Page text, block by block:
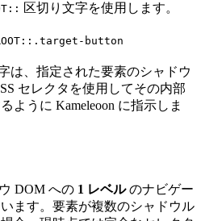
区切り文字を使用します。
button
は、指定された要素のシャドウ
セレクタを使用してその内部
ように Kameleoon に指示しま
DOM への 1 レベルのナビゲー
ます。要素が複数のシャドウル